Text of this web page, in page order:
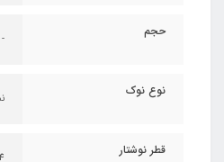
حجم -
نوع نوک
قطر نوشتار